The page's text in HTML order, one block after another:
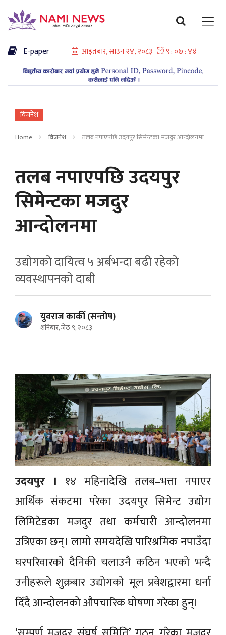
E-paper
विजनेश
Home विजनेश तलब नपाएपछि उदयपुर सिमेन्टका मजदुर आन्दोलनमा
तलब नपाएपछि उदयपुर
सिमेन्टका मजदुर
आन्दोलनमा
उद्योगको दायित्व ५ अर्बभन्दा बढी रहेको
व्यवस्थापनको दाबी
युवराज कार्की (सन्ताेष)
शनिबार, जेठ ९, २०८३
उदयपुर । १४ महिनादेखि तलब–भत्ता नपाएर
आर्थिक संकटमा परेका उदयपुर सिमेन्ट उद्योग
लिमिटेडका मजदुर तथा कर्मचारी आन्दोलनमा
उत्रिएका छन्। लामो समयदेखि पारिश्रमिक नपाउँदा
घरपरिवारको दैनिकी चलाउनै कठिन भएको भन्दै
उनीहरूले शुक्रबार उद्योगको मूल प्रवेशद्वारमा धर्ना
दिँदै आन्दोलनको औपचारिक घोषणा गरेका हुन्।